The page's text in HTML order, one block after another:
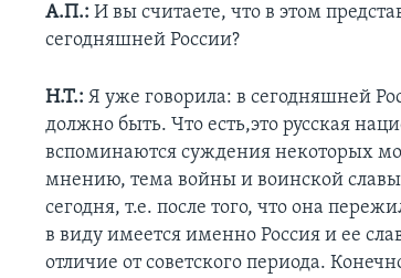
А.П.: И вы считаете, что в этом
сегодняшней России?
Н.Т.: Я уже говорила: в сегодняшней
должно быть. Что есть,это русская
вспоминаются суждения некоторых
мнению, тема войны и воинской славы
сегодня, т.е. после того, что она
в виду имеется именно Россия и ее
отличие от советского периода.